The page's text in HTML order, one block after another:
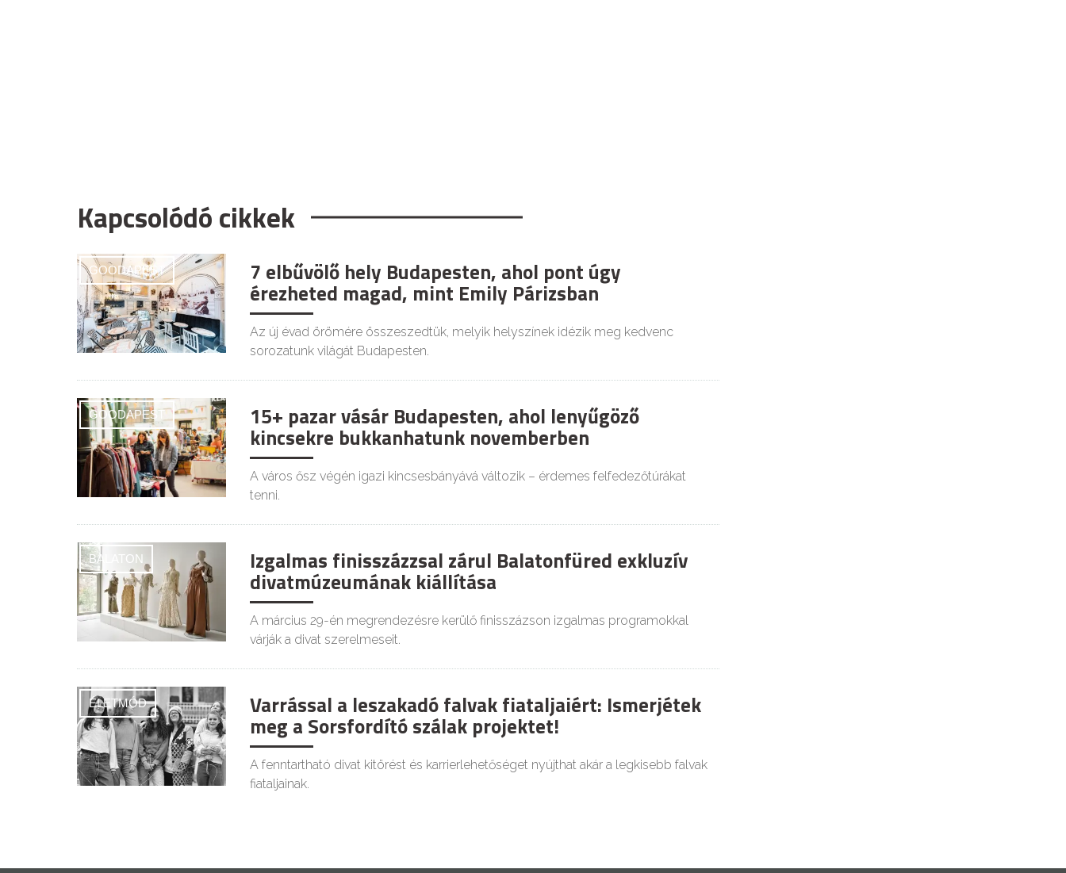
Kapcsolódó cikkek
GOODAPEST 7 elbűvölő hely Budapesten, ahol pont úgy
érezheted magad, mint Emily Párizsban
Az új évad örömére összeszedtük, melyik helyszínek idézik meg kedvenc
sorozatunk világát Budapesten.
GOODAPEST 15+ pazar vásár Budapesten, ahol lenyűgöző
kincsekre bukkanhatunk novemberben
A város ősz végén igazi kincsesbányává változik – érdemes felfedezőtúrákat
tenni.
BALATON Izgalmas finisszázzsal zárul Balatonfüred exkluzív
divatmúzeumának kiállítása
A március 29-én megrendezésre kerülő finisszázson izgalmas programokkal
várják a divat szerelmeseit.
ÉLETMÓD Varrással a leszakadó falvak fiataljaiért: Ismerjétek
meg a Sorsfordító szálak projektet!
A fenntartható divat kitörést és karrierlehetőséget nyújthat akár a legkisebb falvak
fiataljainak.